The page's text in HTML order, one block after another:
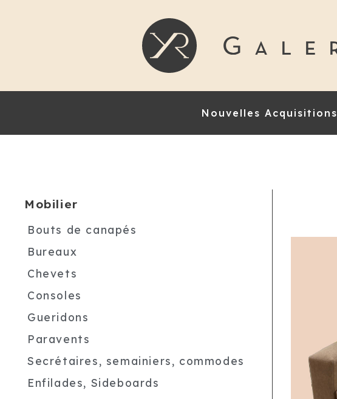
Nouvelles Acquisitions
Mobilier
Bouts de canapés
Bureaux
Chevets
Consoles
Gueridons
Paravents
Secrétaires, semainiers, commodes
Enfilades, Sideboards